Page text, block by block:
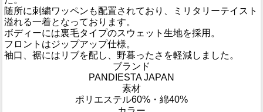
随所に刺繍ワッペンも配置されており、ミリタリーテイスト
溢れる一着となっております。
ボディーには裏毛タイプのスウェット生地を採用。
フロントはジップアップ仕様。
袖口、裾にはリブを配し、野暮ったさを軽減しました。
ブランド
PANDIESTA JAPAN
素材
ポリエステル60%・綿40%